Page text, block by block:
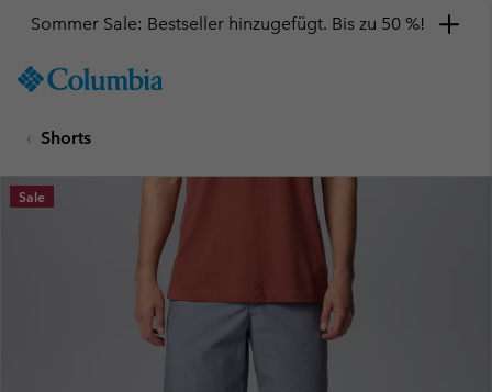
TO
SKIP
MAIN
NAV
Sommer Sale: Bestseller hinzugefügt. Bis zu 50 %!
Shorts
Sale